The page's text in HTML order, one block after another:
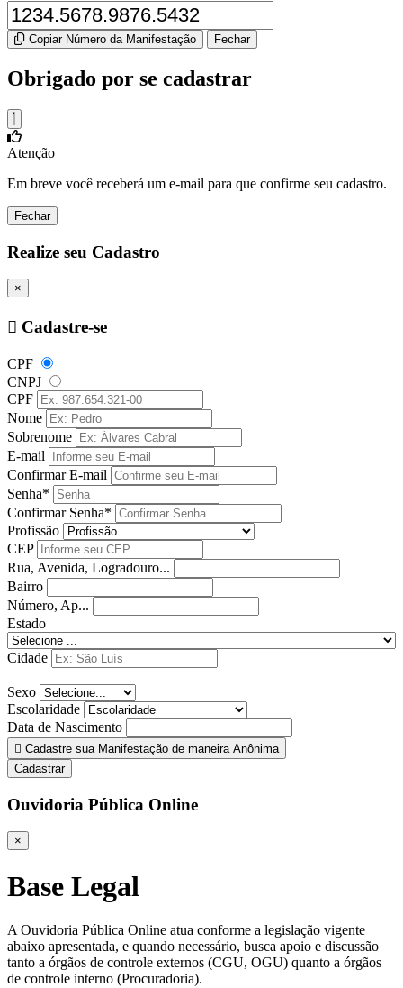
Copiar Número da Manifestação Fechar
Obrigado por se cadastrar
Atenção
Em breve você receberá um e-mail para que confirme seu cadastro.
Fechar
Realize seu Cadastro
×
Cadastre-se
CPF
CNPJ
CPF
Nome
Sobrenome
E-mail
Confirmar E-mail
Senha*
Confirmar Senha*
Profissão
CEP
Rua, Avenida, Logradouro...
Bairro
Número, Ap...
Estado
Cidade
Sexo
Escolaridade
Data de Nascimento
Cadastre sua Manifestação de maneira Anônima
Cadastrar
Ouvidoria Pública Online
×
Base Legal
A Ouvidoria Pública Online atua conforme a legislação vigente
abaixo apresentada, e quando necessário, busca apoio e discussão
tanto a órgãos de controle externos (CGU, OGU) quanto a órgãos
de controle interno (Procuradoria).